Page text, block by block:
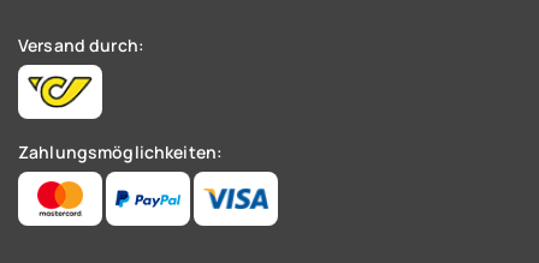
Versand durch:
Zahlungsmöglichkeiten: